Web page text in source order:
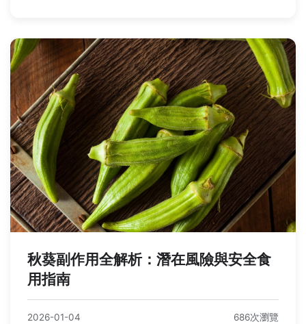
秋葵副作用全解析：潛在風險與安全食
用指南
2026-01-04 686次瀏覽